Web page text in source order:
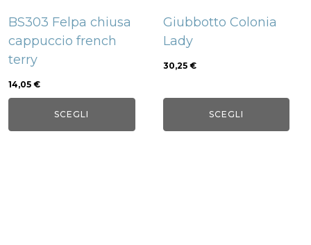
BS303 Felpa chiusa
cappuccio french
terry
14,05 €
SCEGLI
essere
scelte
nella
pagina
del
prodotto
Giubbotto Colonia
Lady
30,25 €
SCEGLI
essere
scelte
nella
del
prodotto